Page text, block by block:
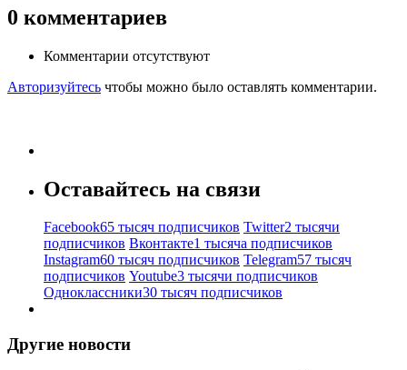
0 комментариев
Комментарии отсутствуют
Авторизуйтесь чтобы можно было оставлять комментарии.
Оставайтесь на связи
Facebook65 тысяч подписчиков Twitter2 тысячи
подписчиков Вконтакте1 тысяча подписчиков
Instagram60 тысяч подписчиков Telegram57 тысяч
подписчиков Youtube3 тысячи подписчиков
Одноклассники30 тысяч подписчиков
Другие новости